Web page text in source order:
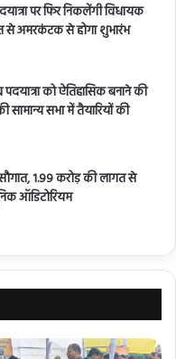
पर फिर निकलेंगी विधायक
से अमरकंटक से होगा शुभारंभ
को ऐतिहासिक बनाने की
सामान्य सभा में तैयारियों की
1.99 करोड़ की लागत से
ऑडिटोरियम